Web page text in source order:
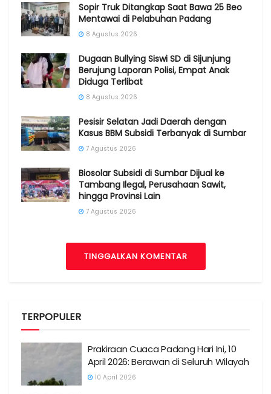
Sopir Truk Ditangkap Saat Bawa 25 Beo
Mentawai di Pelabuhan Padang
8 Agustus 2026
Dugaan Bullying Siswi SD di Sijunjung
Berujung Laporan Polisi, Empat Anak
Diduga Terlibat
8 Agustus 2026
Pesisir Selatan Jadi Daerah dengan
Kasus BBM Subsidi Terbanyak di Sumbar
7 Agustus 2026
Biosolar Subsidi di Sumbar Dijual ke
Tambang Ilegal, Perusahaan Sawit,
hingga Provinsi Lain
7 Agustus 2026
TINGGALKAN KOMENTAR
TERPOPULER
Prakiraan Cuaca Padang Hari Ini, 10
April 2026: Berawan di Seluruh Wilayah
10 April 2026